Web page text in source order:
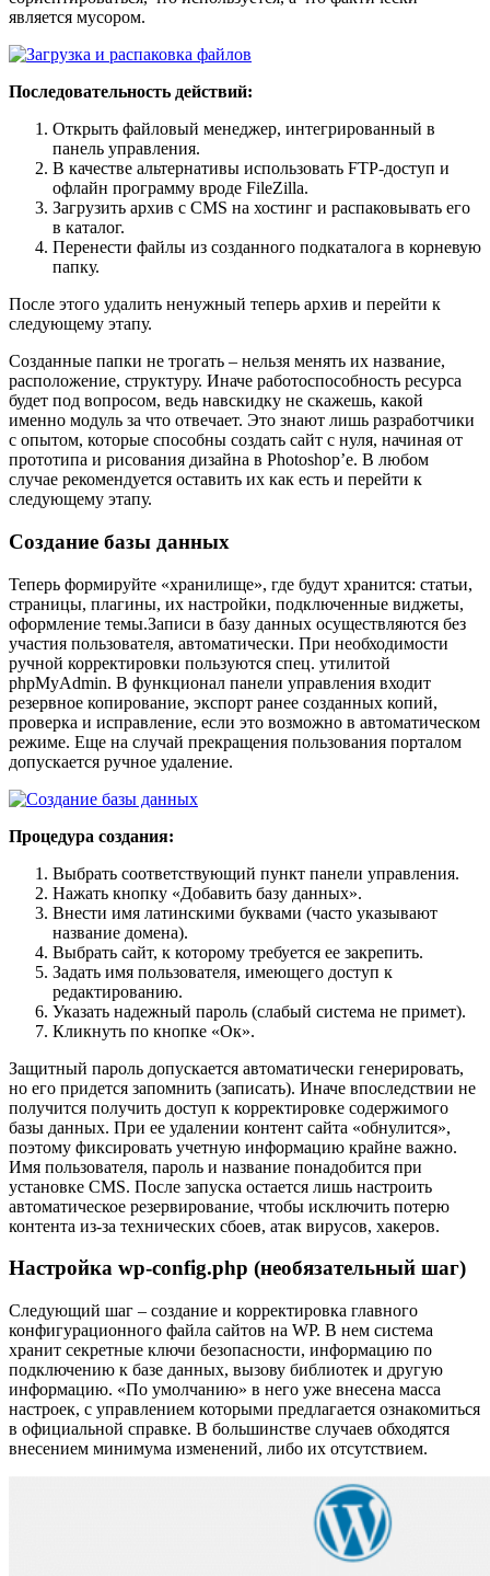
является мусором.
Последовательность действий:
Открыть файловый менеджер, интегрированный в
панель управления.
В качестве альтернативы использовать FTP-доступ и
офлайн программу вроде FileZilla.
Загрузить архив с CMS на хостинг и распаковывать его
в каталог.
Перенести файлы из созданного подкаталога в корневую
папку.
После этого удалить ненужный теперь архив и перейти к
следующему этапу.
Созданные папки не трогать – нельзя менять их название,
расположение, структуру. Иначе работоспособность ресурса
будет под вопросом, ведь навскидку не скажешь, какой
именно модуль за что отвечает. Это знают лишь разработчики
с опытом, которые способны создать сайт с нуля, начиная от
прототипа и рисования дизайна в Photoshop’е. В любом
случае рекомендуется оставить их как есть и перейти к
следующему этапу.
Создание базы данных
Теперь формируйте «хранилище», где будут хранится: статьи,
страницы, плагины, их настройки, подключенные виджеты,
оформление темы.Записи в базу данных осуществляются без
участия пользователя, автоматически. При необходимости
ручной корректировки пользуются спец. утилитой
phpMyAdmin. В функционал панели управления входит
резервное копирование, экспорт ранее созданных копий,
проверка и исправление, если это возможно в автоматическом
режиме. Еще на случай прекращения пользования порталом
допускается ручное удаление.
Процедура создания:
Выбрать соответствующий пункт панели управления.
Нажать кнопку «Добавить базу данных».
Внести имя латинскими буквами (часто указывают
название домена).
Выбрать сайт, к которому требуется ее закрепить.
Задать имя пользователя, имеющего доступ к
редактированию.
Указать надежный пароль (слабый система не примет).
Кликнуть по кнопке «Ок».
Защитный пароль допускается автоматически генерировать,
но его придется запомнить (записать). Иначе впоследствии не
получится получить доступ к корректировке содержимого
базы данных. При ее удалении контент сайта «обнулится»,
поэтому фиксировать учетную информацию крайне важно.
Имя пользователя, пароль и название понадобится при
установке CMS. После запуска остается лишь настроить
автоматическое резервирование, чтобы исключить потерю
контента из-за технических сбоев, атак вирусов, хакеров.
Настройка wp-config.php (необязательный шаг)
Следующий шаг – создание и корректировка главного
конфигурационного файла сайтов на WP. В нем система
хранит секретные ключи безопасности, информацию по
подключению к базе данных, вызову библиотек и другую
информацию. «По умолчанию» в него уже внесена масса
настроек, с управлением которыми предлагается ознакомиться
в официальной справке. В большинстве случаев обходятся
внесением минимума изменений, либо их отсутствием.